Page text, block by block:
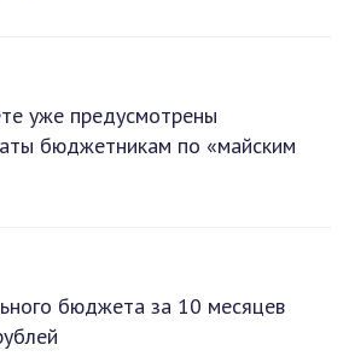
уже предусмотрены
бюджетникам по «майским
бюджета за 10 месяцев